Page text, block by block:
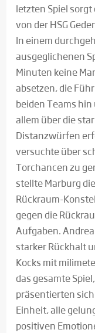
letzten Spiel
von der HSG
In einem
ausgeglichenen
Minuten keine
absetzen, die
beiden Teams
allem über die
Distanzwürfen
versuchte über
Torchancen zu
stellte Marburg
Rückraum-
gegen die
Aufgaben.
starker Rückhalt
Kocks mit
das gesamte
präsentierten
Einheit, alle
positiven